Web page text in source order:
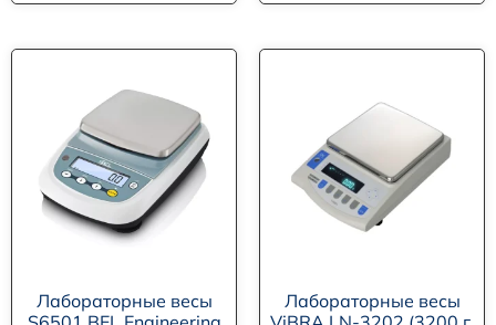
Лабораторные весы
Лабораторные весы